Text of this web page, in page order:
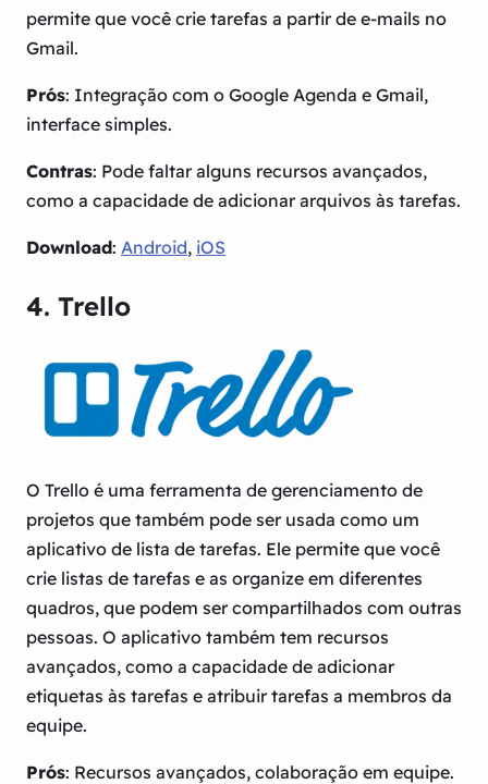
permite que você crie tarefas a partir de e-mails no
Gmail.
Prós: Integração com o Google Agenda e Gmail,
interface simples.
Contras: Pode faltar alguns recursos avançados,
como a capacidade de adicionar arquivos às tarefas.
Download: Android, iOS
4. Trello
O Trello é uma ferramenta de gerenciamento de
projetos que também pode ser usada como um
aplicativo de lista de tarefas. Ele permite que você
crie listas de tarefas e as organize em diferentes
quadros, que podem ser compartilhados com outras
pessoas. O aplicativo também tem recursos
avançados, como a capacidade de adicionar
etiquetas às tarefas e atribuir tarefas a membros da
equipe.
Prós: Recursos avançados, colaboração em equipe.